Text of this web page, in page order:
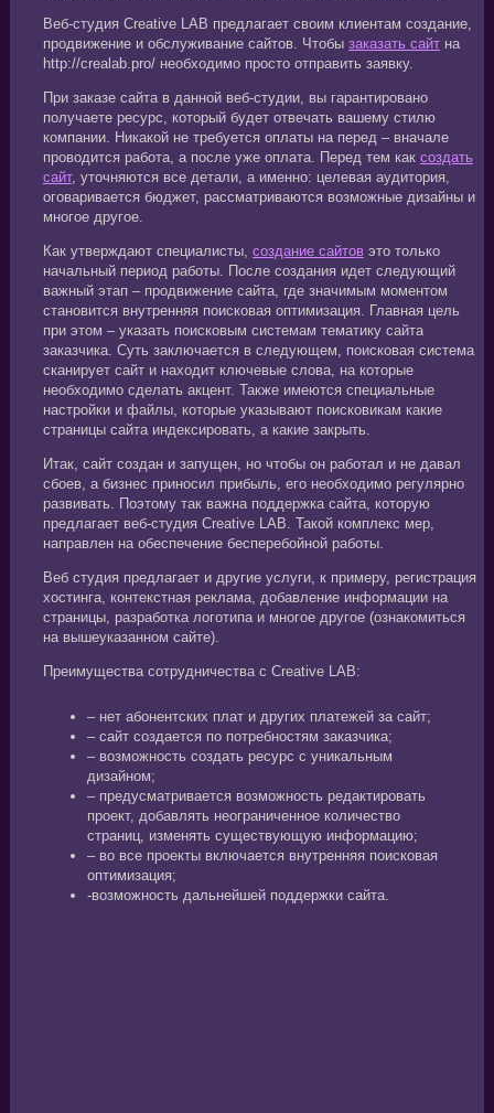
Веб-студия Creative LAB предлагает своим клиентам создание,
продвижение и обслуживание сайтов. Чтобы заказать сайтна
http://crealab.pro/ необходимо просто отправить заявку.
При заказе сайта в данной веб-студии, вы гарантировано
получаете ресурс, который будет отвечать вашему стилю
компании. Никакой не требуется оплаты на перед – вначале
проводится работа, а после уже оплата. Перед тем как создать
сайт, уточняются все детали, а именно: целевая аудитория,
оговаривается бюджет, рассматриваются возможные дизайны и
многое другое.
Как утверждают специалисты, создание сайтовэто только
начальный период работы. После создания идет следующий
важный этап – продвижение сайта, где значимым моментом
становится внутренняя поисковая оптимизация. Главная цель
при этом – указать поисковым системам тематику сайта
заказчика. Суть заключается в следующем, поисковая система
сканирует сайт и находит ключевые слова, на которые
необходимо сделать акцент. Также имеются специальные
настройки и файлы, которые указывают поисковикам какие
страницы сайта индексировать, а какие закрыть.
Итак, сайт создан и запущен, но чтобы он работал и не давал
сбоев, а бизнес приносил прибыль, его необходимо регулярно
развивать. Поэтому так важна поддержка сайта, которую
предлагает веб-студия Creative LAB. Такой комплекс мер,
направлен на обеспечение бесперебойной работы.
Веб студия предлагает и другие услуги, к примеру, регистрация
хостинга, контекстная реклама, добавление информации на
страницы, разработка логотипа и многое другое (ознакомиться
на вышеуказанном сайте).
Преимущества сотрудничества с Creative LAB:
– нет абонентских плат и других платежей за сайт;
– сайт создается по потребностям заказчика;
– возможность создать ресурс с уникальным
дизайном;
– предусматривается возможность редактировать
проект, добавлять неограниченное количество
страниц, изменять существующую информацию;
– во все проекты включается внутренняя поисковая
оптимизация;
-возможность дальнейшей поддержки сайта.